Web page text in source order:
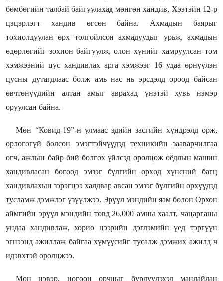
бөмбөгийн талбай байгуулахад мөнгөн хандив, Хээтэйн 12-р
цэцэрлэгт хандив өгсөн байна. Ахмадын баярыг
тохиолдуулан өрх толгойлсон ахмадуудыг урьж, ахмадын
өдөрлөгийг зохион байгуулж, олон хүнийг хамруулсан том
хэмжээний цус хандивлах арга хэмжээг 16 удаа өрнүүлэн
цусны дутагдлаас болж амь нас нь эрсдэлд ороод байсан
өвчтөнүүдийн алтан амыг аврахад үнэтэй хувь нэмэр
оруулсан байна.
Мөн “Ковид-19”-н улмаас эдийн засгийн хүндрэлд орж,
орлогогүй болсон эмэгтэйчүүдэд техникийн зааварчилгаа
өгч, ажлын байр бий болгох үйлсэд оролцож оёдлын машин
хандивласан бөгөөд эмзэг бүлгийн өрхөд хүнсний багц
хандивлахын зэрэгцээ халдвар авсан эмзэг бүлгийн өрхүүдэд
тусламж дэмжлэг үзүүлжээ. Эрүүл мэндийн яам болон Орхон
аймгийн эрүүл мэндийн төвд 26,000 амны хаалт, чацарганы
ундаа хандивлаж, хорио цээрийн дэглэмийн үед тэргүүн
эгнээнд ажиллаж байгаа хүмүүсийг тусалж дэмжих ажилд ч
идэвхтэй оролцжээ.
Мөн цэвэр, ногоон орчныг бүрдүүлэхэд манлайлан